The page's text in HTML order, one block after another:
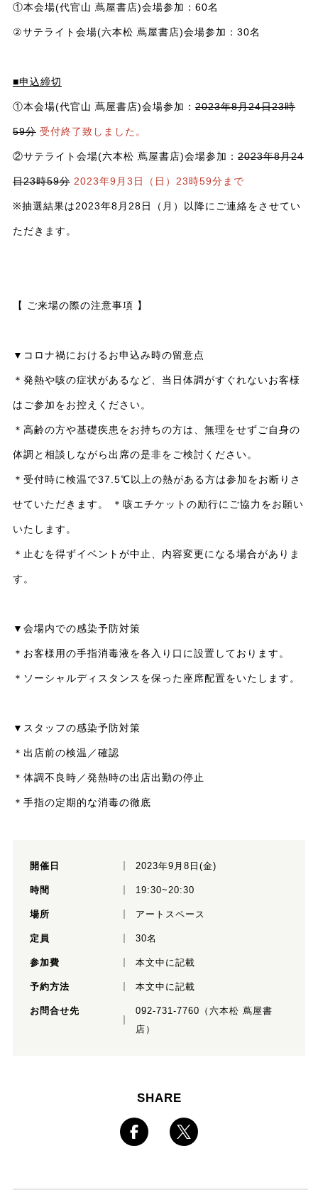
①本会場(代官山 蔦屋書店)会場参加：60名
②サテライト会場(六本松 蔦屋書店)会場参加：30名
■申込締切
①本会場(代官山 蔦屋書店)会場参加： 2023年8月24日23時
59分 受付終了致しました。
②サテライト会場(六本松 蔦屋書店)会場参加： 2023年8月24
日23時59分 2023年9月3日（日）23時59分まで
※抽選結果は2023年8月28日（月）以降にご連絡をさせてい
ただきます。
【 ご来場の際の注意事項 】
▼コロナ禍におけるお申込み時の留意点
＊発熱や咳の症状があるなど、当日体調がすぐれないお客様
はご参加をお控えください。
＊高齢の方や基礎疾患をお持ちの方は、無理をせずご自身の
体調と相談しながら出席の是非をご検討ください。
＊受付時に検温で37.5℃以上の熱がある方は参加をお断りさ
せていただきます。 ＊咳エチケットの励行にご協力をお願い
いたします。
＊止むを得ずイベントが中止、内容変更になる場合がありま
す。
▼会場内での感染予防対策
＊お客様用の手指消毒液を各入り口に設置しております。
＊ソーシャルディスタンスを保った座席配置をいたします。
▼スタッフの感染予防対策
＊出店前の検温／確認
＊体調不良時／発熱時の出店出勤の停止
＊手指の定期的な消毒の徹底
開催日 2023年9月8日(金)
時間 19:30~20:30
場所 アートスペース
定員 30名
参加費 本文中に記載
予約方法 本文中に記載
お問合せ先
092-731-7760（六本松 蔦屋書
店）
SHARE